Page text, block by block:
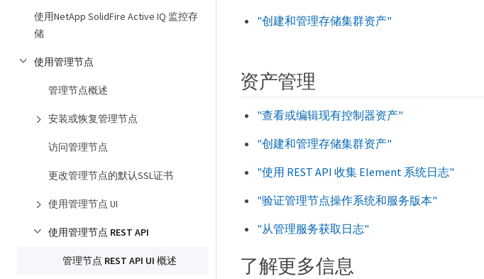
使用NetApp SolidFire Active IQ 监控存
储
使用管理节点
管理节点概述
安装或恢复管理节点
访问管理节点
更改管理节点的默认SSL证书
使用管理节点 UI
使用管理节点 REST API
管理节点 REST API UI 概述
"创建和管理存储集群资产"
资产管理
"查看或编辑现有控制器资产"
"创建和管理存储集群资产"
"使用 REST API 收集 Element 系统日志"
"验证管理节点操作系统和服务版本"
"从管理服务获取日志"
了解更多信息